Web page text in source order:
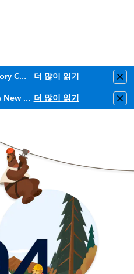
Upcoming Mandatory Changes to Public Key Infrastructure (PKI) 더 많이 읽기
Salesforce Enforces New Security Requirements in Summer 2026 더 많이 읽기